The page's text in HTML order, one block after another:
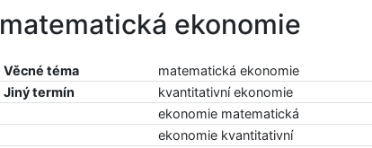
matematická ekonomie
Věcné téma
matematická ekonomie
Jiný termín
kvantitativní ekonomie
ekonomie matematická
ekonomie kvantitativní